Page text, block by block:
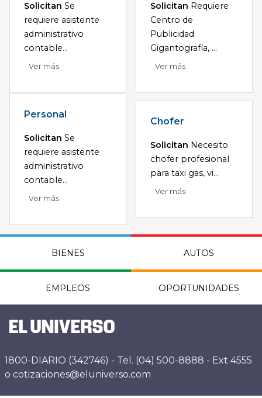
Solicitan Se
requiere asistente
administrativo
contable...
Ver más
Solicitan Requiere
Centro de
Publicidad
Gigantografía, ...
Ver más
Personal
Solicitan Se
requiere asistente
administrativo
contable...
Ver más
Chofer
Solicitan Necesito
chofer profesional
para taxi gas, vi...
Ver más
BIENES AUTOS
EMPLEOS OPORTUNIDADES
1800-DIARIO (342746) - Tel. (04) 500-8888 - Ext 4555
o cotizaciones@eluniverso.com